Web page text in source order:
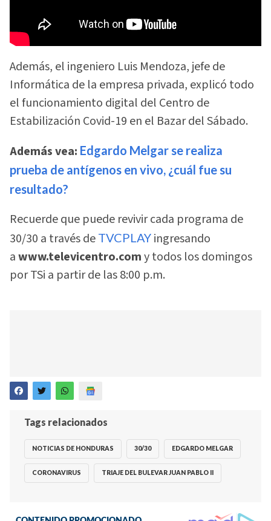
Además, el ingeniero Luis Mendoza, jefe de
Informática de la empresa privada, explicó todo
el funcionamiento digital del Centro de
Estabilización Covid-19 en el Bazar del Sábado.
Además vea: Edgardo Melgar se realiza
prueba de antígenos en vivo, ¿cuál fue su
resultado?
Recuerde que puede revivir cada programa de
30/30 a través de TVCPLAY ingresando
awww.televicentro.comy todos los domingos
por TSi a partir de las 8:00 p.m.
Tags relacionados
NOTICIAS DE HONDURAS 30/30 EDGARDO MELGAR
CORONAVIRUS TRIAJE DEL BULEVAR JUAN PABLO II